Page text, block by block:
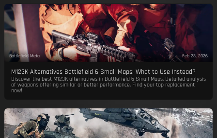
Battlefield Meta Feb 23, 2026
M123K Alternatives Battlefield 6 Small Maps: What to Use Instead?
Discover the best M123K alternatives in Battlefield 6 Small Maps. Detailed analysis
of weapons offering similar or better performance. Find your top replacement
now!